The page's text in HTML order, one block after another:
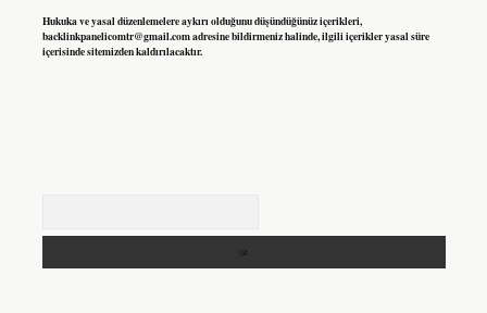
Hukuka ve yasal düzenlemelere aykırı olduğunu düşündüğünüz içerikleri,
backlinkpanelicomtr@gmail.comadresine bildirmeniz halinde, ilgili içerikler yasal süre
içerisinde sitemizden kaldırılacaktır.